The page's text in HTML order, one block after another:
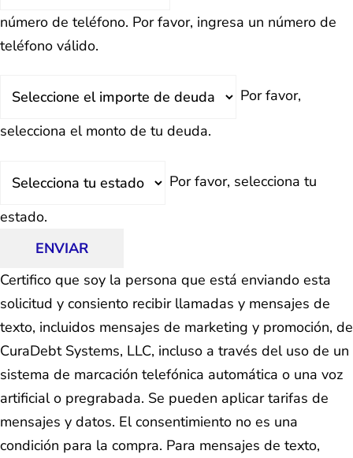
número de teléfono. Por favor, ingresa un número de
teléfono válido.
Por favor,
selecciona el monto de tu deuda.
Por favor, selecciona tu
estado.
ENVIAR
Certifico que soy la persona que está enviando esta
solicitud y consiento recibir llamadas y mensajes de
texto, incluidos mensajes de marketing y promoción, de
CuraDebt Systems, LLC, incluso a través del uso de un
sistema de marcación telefónica automática o una voz
artificial o pregrabada. Se pueden aplicar tarifas de
mensajes y datos. El consentimiento no es una
condición para la compra. Para mensajes de texto,